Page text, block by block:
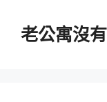
老公寓沒